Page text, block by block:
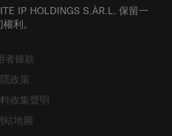
IP HOLDINGS S.ÀR.L. 保留一
利。
者條款
政策
收集聲明
站地圖